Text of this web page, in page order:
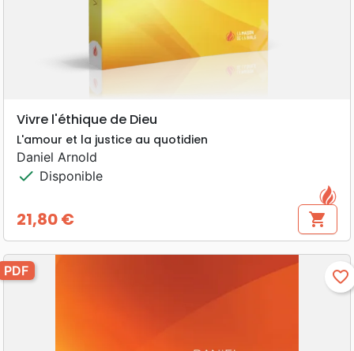
Vivre l'éthique de Dieu
L'amour et la justice au quotidien
Daniel Arnold
check Disponible
Prix
21,80 € shopping_cart
PDF favorite_border